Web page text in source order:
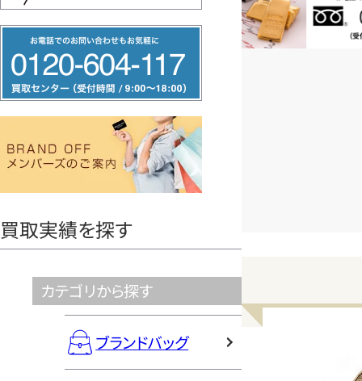
リ
ー
ヤ
買取実績を探す
カテゴリから探す
ブランドバッグ
お電話問い